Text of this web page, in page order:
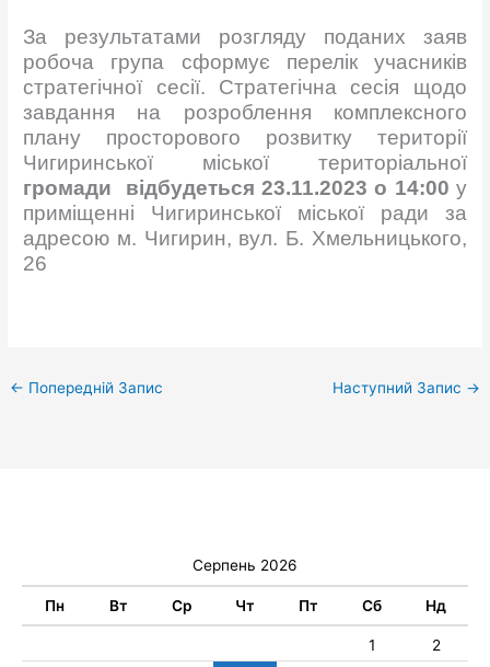
За результатами розгляду поданих заяв
робоча група сформує перелік учасників
стратегічної сесії. Стратегічна сесія щодо
завдання на розроблення комплексного
плану просторового розвитку території
Чигиринської міської територіальної
громади відбудеться 23.11.2023 о 14:00 у
приміщенні Чигиринської міської ради за
адресою м. Чигирин, вул. Б. Хмельницького,
26
← Попередній Запис Наступний Запис →
Серпень 2026
Пн Вт Ср Чт Пт Сб Нд
1
2